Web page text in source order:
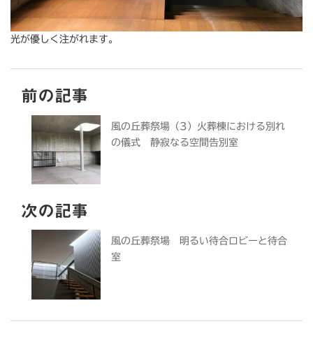
光が優しく注がれます。
前の記事
風の丘葬祭場（3）火葬棟における別れ
の儀式 静寂なる空間告別室
次の記事
風の丘葬祭場 明るい待合ロビーと待合
室